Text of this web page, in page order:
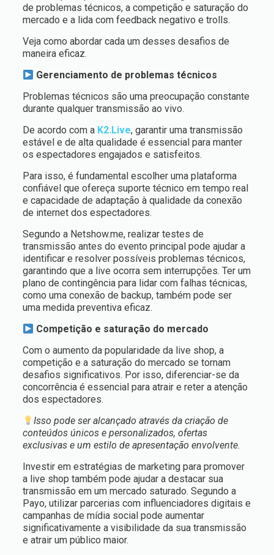
de problemas técnicos, a competição e saturação do
mercado e a lida com feedback negativo e trolls.
Veja como abordar cada um desses desafios de
maneira eficaz.
Gerenciamento de problemas técnicos
Problemas técnicos são uma preocupação constante
durante qualquer transmissão ao vivo.
De acordo com a K2.Live, garantir uma transmissão
estável e de alta qualidade é essencial para manter
os espectadores engajados e satisfeitos.
Para isso, é fundamental escolher uma plataforma
confiável que ofereça suporte técnico em tempo real
e capacidade de adaptação à qualidade da conexão
de internet dos espectadores.
Segundo a Netshow.me, realizar testes de
transmissão antes do evento principal pode ajudar a
identificar e resolver possíveis problemas técnicos,
garantindo que a live ocorra sem interrupções. Ter um
plano de contingência para lidar com falhas técnicas,
como uma conexão de backup, também pode ser
uma medida preventiva eficaz.
Competição e saturação do mercado
Com o aumento da popularidade da live shop, a
competição e a saturação do mercado se tornam
desafios significativos. Por isso, diferenciar-se da
concorrência é essencial para atrair e reter a atenção
dos espectadores.
Isso pode ser alcançado através da criação de
conteúdos únicos e personalizados, ofertas
exclusivas e um estilo de apresentação envolvente.
Investir em estratégias de marketing para promover
a live shop também pode ajudar a destacar sua
transmissão em um mercado saturado. Segundo a
Payo, utilizar parcerias com influenciadores digitais e
campanhas de mídia social pode aumentar
significativamente a visibilidade da sua transmissão
e atrair um público maior.